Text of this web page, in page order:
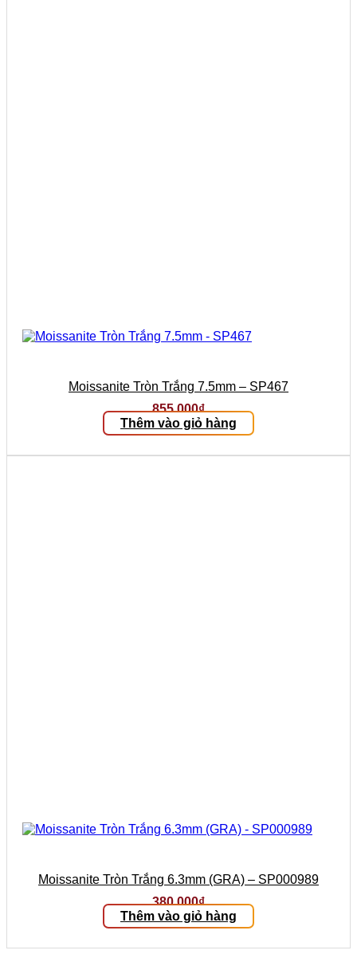
Moissanite Tròn Trắng 7.5mm – SP467
855.000₫
Thêm vào giỏ hàng
Moissanite Tròn Trắng 6.3mm (GRA) – SP000989
380.000₫
Thêm vào giỏ hàng